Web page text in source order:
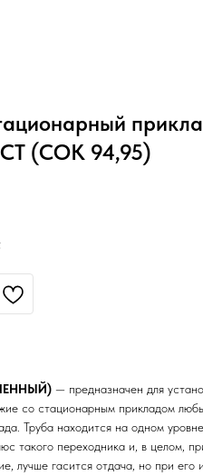
(СОК 94,95)
— предназначен для
со стационарным прикладом
Труба находится на одном
такого переходника и, в целом,
лучше гасится отдача, но при его